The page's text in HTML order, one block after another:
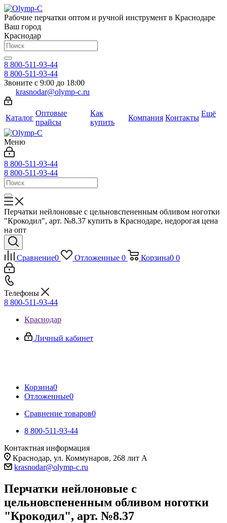
Рабочие перчатки оптом и ручной инструмент в Краснодаре
Ваш город
Краснодар
8 800-511-93-44
8 800-511-93-44
Звоните с 9:00 до 18:00
krasnodar@olymp-c.ru
Каталог
Оптовые
прайсы
Как
купить
Компания Контакты Ещё
Меню
8 800-511-93-44
8 800-511-93-44
Перчатки нейлоновые с цельновспененным обливом ноготки
"Крокодил", арт. №8.37 купить в Краснодаре, недорогая цена
на опт
Сравнение0 Отложенные 0 Корзина0 0
Телефоны
8 800-511-93-44
Краснодар
Личный кабинет
Корзина0
Отложенные0
Сравнение товаров0
8 800-511-93-44
Контактная информация
Краснодар, ул. Коммунаров, 268 лит А
krasnodar@olymp-c.ru
Перчатки нейлоновые с
цельновспененным обливом ноготки
"Крокодил", арт. №8.37